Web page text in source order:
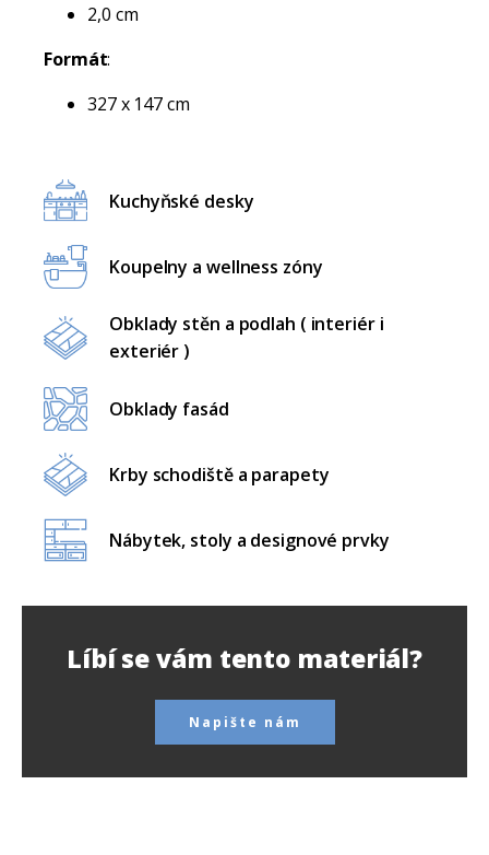
2,0 cm
Formát:
327 x 147 cm
Kuchyňské desky
Koupelny a wellness zóny
Obklady stěn a podlah ( interiér i
exteriér )
Obklady fasád
Krby schodiště a parapety
Nábytek, stoly a designové prvky
Líbí se vám tento materiál?
Napište nám